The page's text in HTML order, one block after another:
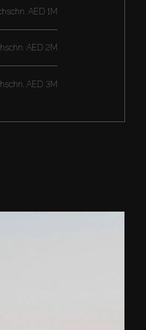
AED 1M
AED 2M
AED 3M